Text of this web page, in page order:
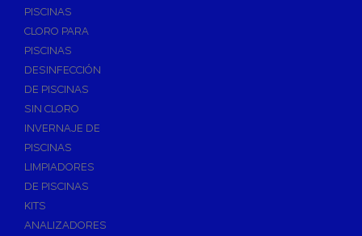
PISCINAS
CLORO PARA
PISCINAS
DESINFECCIÓN
DE PISCINAS
SIN CLORO
INVERNAJE DE
PISCINAS
LIMPIADORES
DE PISCINAS
KITS
ANALIZADORES